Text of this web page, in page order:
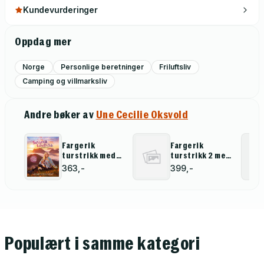
Kundevurderinger
Oppdag mer
Norge Personlige beretninger
Friluftsliv
Camping og villmarksliv
Andre bøker av Une Cecilie Oksvold
Fargerik
turstrikk med
@unececilie
363,-
Fargerik
turstrikk 2 med
@unececilie
399,-
Populært i samme kategori